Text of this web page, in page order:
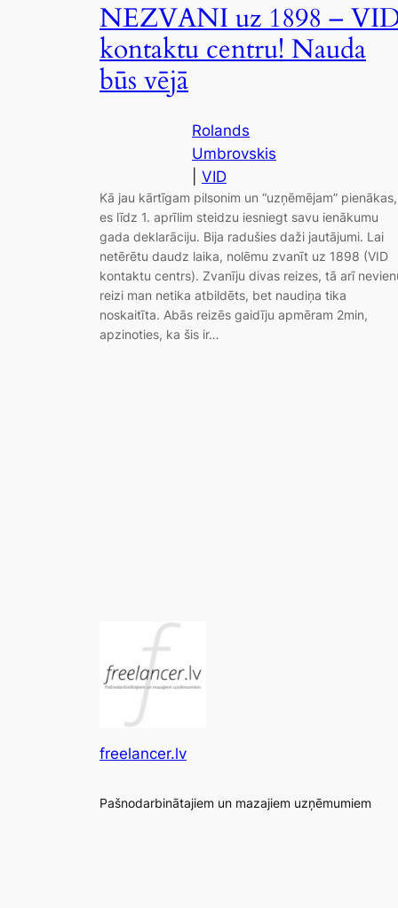
NEZVANI uz 1898 –
kontaktu centru! Nauda
būs vējā
Rolands
Umbrovskis
VID
Kā jau kārtīgam pilsonim un “uzņēmējam” pienākas,
es līdz 1. aprīlim steidzu iesniegt savu ienākumu
gada deklarāciju. Bija radušies daži jautājumi. Lai
netērētu daudz laika, nolēmu zvanīt uz 1898 (VID
kontaktu centrs). Zvanīju divas reizes, tā arī
reizi man netika atbildēts, bet naudiņa tika
noskaitīta. Abās reizēs gaidīju apmēram 2min,
apzinoties, ka šis ir…
freelancer.lv
Pašnodarbinātajiem un mazajiem uzņēmumiem